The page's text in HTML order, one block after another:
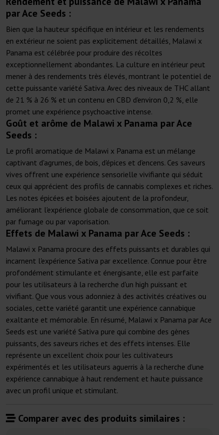
par Ace Seeds :
Bien que la hauteur spécifique en intérieur et les rendements
en extérieur ne soient pas explicitement détaillés, Malawi x
Panama est célébrée pour produire des récoltes
exceptionnellement abondantes. La culture en intérieur peut
mener à des rendements très élevés, montrant le potentiel de
cette puissante variété Sativa. Avec des niveaux de THC allant
de 21 % à 26 % et un contenu en CBD d'environ 0,2 %, elle
promet une expérience psychoactive intense.
Goût et arôme de Malawi x Panama par Ace
Seeds :
Le profil aromatique de Malawi x Panama est un mélange
captivant d'agrumes, de bois, d'épices et d'encens. Ces saveurs
vives offrent une expérience sensorielle vivifiante qui séduit
ceux qui apprécient des profils de cannabis complexes et riches.
Les notes épicées et boisées ajoutent de la profondeur,
améliorant l'expérience globale de consommation, que ce soit
par fumage ou par vaporisation.
Effets de Malawi x Panama par Ace Seeds :
Malawi x Panama procure des effets puissants et durables qui
incarnent l'expérience Sativa par excellence. Connue pour être
profondément stimulante et énergisante, elle est parfaite
pour les utilisateurs à la recherche d'un high puissant et
vivifiant. Que vous vous adonniez à des activités créatives ou
sociales, cette variété garantit une expérience cannabique
exaltante et mémorable. En résumé, Malawi x Panama par Ace
Seeds est une variété Sativa pure qui combine des gènes
puissants, des saveurs riches et des effets intenses. Elle
représente un excellent choix pour les cultivateurs
expérimentés et les utilisateurs aguerris à la recherche d'une
expérience cannabique à haut rendement et haute puissance
avec un profil unique et stimulant.
Comparer avec des produits similaires :